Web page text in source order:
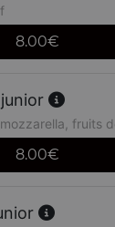
8.00€
fruits
8.00€